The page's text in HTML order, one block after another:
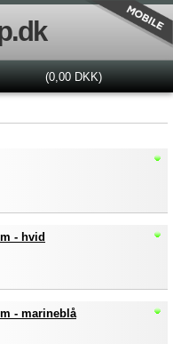
(0,00 DKK)
- hvid
- marineblå